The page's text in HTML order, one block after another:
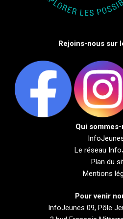
Rejoins-nous sur
Qui
Le réseau
Plan du
Mentions
Pour venir
InfoJeunes 09, Pôle